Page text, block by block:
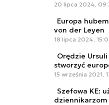
20 lipca 2024,
Europa
von der Leyen
18 lipca 2024,
Orędzie
stworzyć
15 września 2021,
Szefowa KE: